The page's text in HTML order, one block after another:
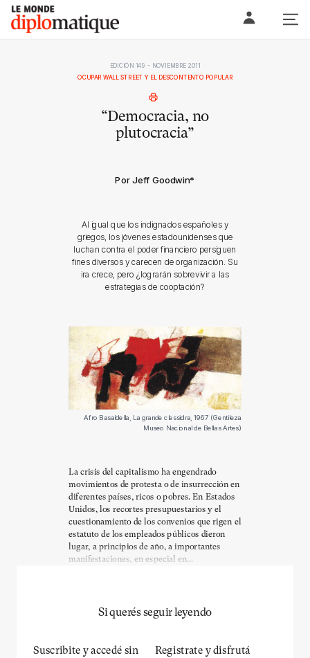
Skip
content
Le monde diplomatique
EDICIÓN 149 - NOVIEMBRE 2011
OCUPAR WALL STREET Y EL DESCONTENTO POPULAR
“Democracia, no
plutocracia”
Por Jeff Goodwin*
Al igual que los indignados españoles y
griegos, los jóvenes estadounidenses que
luchan contra el poder financiero persiguen
fines diversos y carecen de organización. Su
ira crece, pero ¿lograrán sobrevivir a las
estrategias de cooptación?
Afro Basaldella, La grande clessidra, 1967 (Gentileza
Museo Nacional de Bellas Artes)
La crisis del capitalismo ha engendrado
movimientos de protesta o de insurrección en
diferentes países, ricos o pobres. En Estados
Unidos, los recortes presupuestarios y el
cuestionamiento de los convenios que rigen el
estatuto de los empleados públicos dieron
lugar, a principios de año, a importantes
manifestaciones, en especial en...
Si querés seguir leyendo
Suscribite y accedé sin Registrate y disfrutá